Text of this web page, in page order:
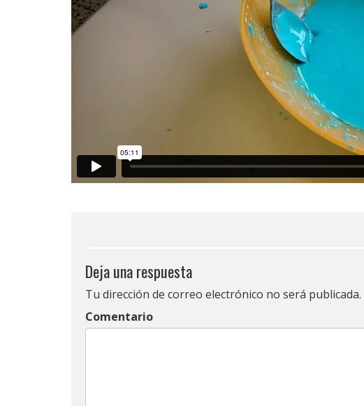
Deja una respuesta
Tu dirección de correo electrónico no será publicada.
Comentario